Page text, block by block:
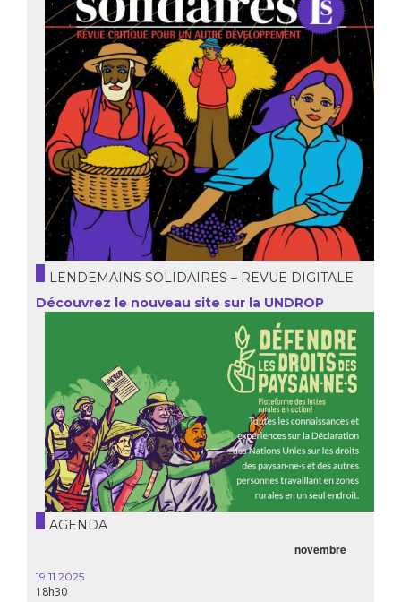
LENDEMAINS SOLIDAIRES – REVUE DIGITALE
Découvrez le nouveau site sur la UNDROP
AGENDA
novembre
19.11.2025
18h30